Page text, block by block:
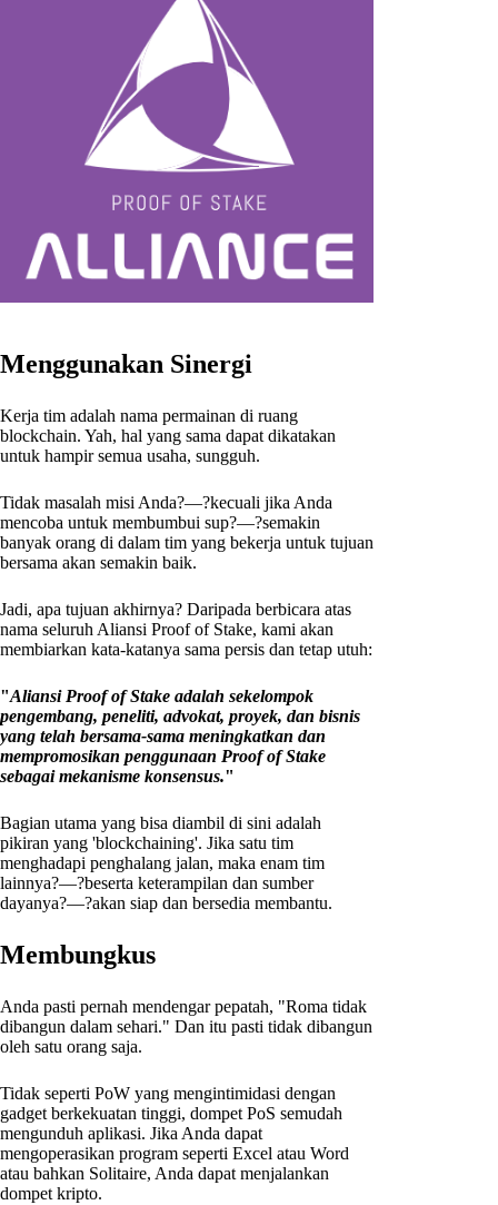
Menggunakan Sinergi
Kerja tim adalah nama permainan di ruang
blockchain. Yah, hal yang sama dapat dikatakan
untuk hampir semua usaha, sungguh.
Tidak masalah misi Anda?—?kecuali jika Anda
mencoba untuk membumbui sup?—?semakin
banyak orang di dalam tim yang bekerja untuk tujuan
bersama akan semakin baik.
Jadi, apa tujuan akhirnya? Daripada berbicara atas
nama seluruh Aliansi Proof of Stake, kami akan
membiarkan kata-katanya sama persis dan tetap utuh:
"Aliansi Proof of Stake adalah sekelompok
pengembang, peneliti, advokat, proyek, dan bisnis
yang telah bersama-sama meningkatkan dan
mempromosikan penggunaan Proof of Stake
sebagai mekanisme konsensus."
Bagian utama yang bisa diambil di sini adalah
pikiran yang 'blockchaining'. Jika satu tim
menghadapi penghalang jalan, maka enam tim
lainnya?—?beserta keterampilan dan sumber
dayanya?—?akan siap dan bersedia membantu.
Membungkus
Anda pasti pernah mendengar pepatah, "Roma tidak
dibangun dalam sehari." Dan itu pasti tidak dibangun
oleh satu orang saja.
Tidak seperti PoW yang mengintimidasi dengan
gadget berkekuatan tinggi, dompet PoS semudah
mengunduh aplikasi. Jika Anda dapat
mengoperasikan program seperti Excel atau Word
atau bahkan Solitaire, Anda dapat menjalankan
dompet kripto.